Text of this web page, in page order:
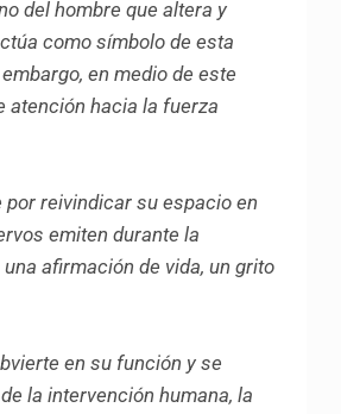
del hombre que altera y
como símbolo de esta
en medio de este
atención hacia la fuerza
reivindicar su espacio en
emiten durante la
afirmación de vida, un grito
en su función y se
la intervención humana, la